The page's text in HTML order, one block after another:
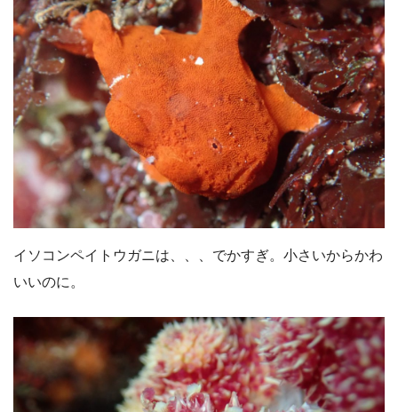
イソコンペイトウガニは、、、でかすぎ。小さいからかわ
いいのに。